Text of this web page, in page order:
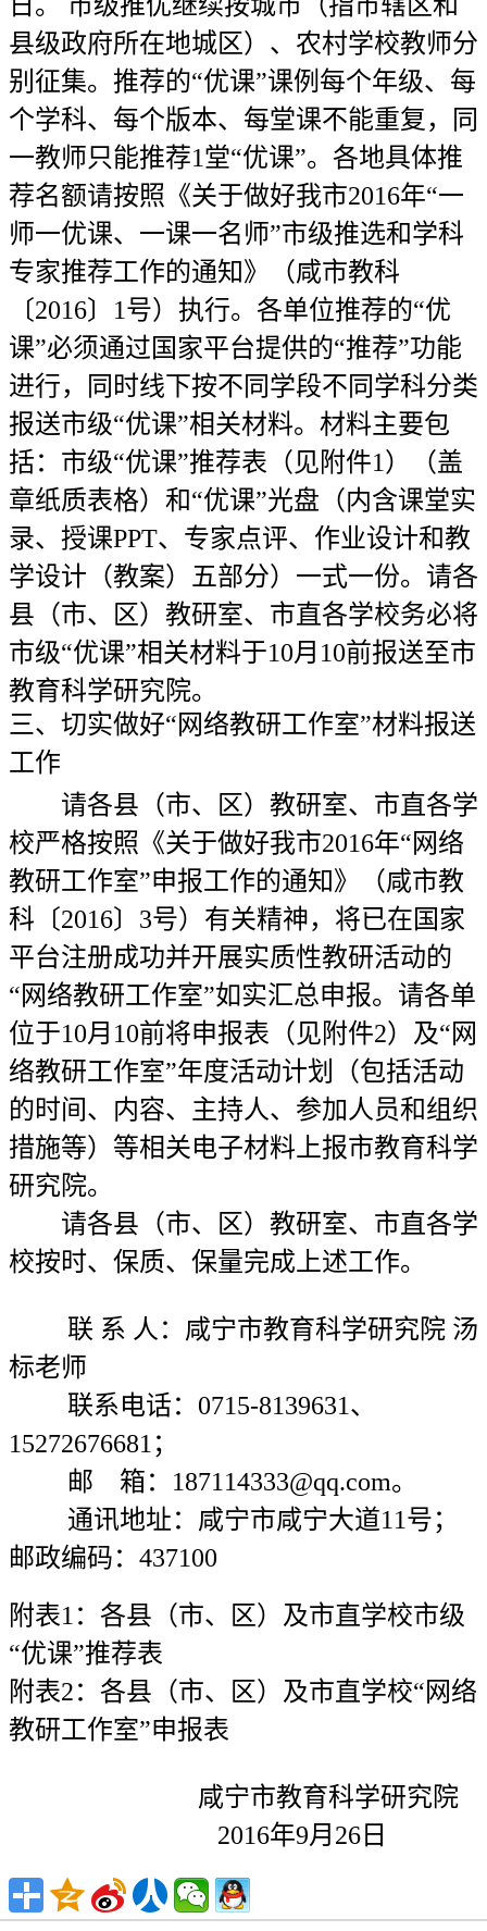
县级政府所在地城区）、农村学校教师分
别征集。推荐的“优课”课例每个年级、每
个学科、每个版本、每堂课不能重复，同
一教师只能推荐1堂“优课”。各地具体推
荐名额请按照《关于做好我市2016年“一
师一优课、一课一名师”市级推选和学科
专家推荐工作的通知》（咸市教科
〔2016〕1号）执行。各单位推荐的“优
课”必须通过国家平台提供的“推荐”功能
进行，同时线下按不同学段不同学科分类
报送市级“优课”相关材料。材料主要包
括：市级“优课”推荐表（见附件1）（盖
章纸质表格）和“优课”光盘（内含课堂实
录、授课PPT、专家点评、作业设计和教
学设计（教案）五部分）一式一份。请各
县（市、区）教研室、市直各学校务必将
市级“优课”相关材料于10月10前报送至市
教育科学研究院。
三、切实做好“网络教研工作室”材料报送
工作
请各县（市、区）教研室、市直各学
校严格按照《关于做好我市2016年“网络
教研工作室”申报工作的通知》（咸市教
科〔2016〕3号）有关精神，将已在国家
平台注册成功并开展实质性教研活动的
“网络教研工作室”如实汇总申报。请各单
位于10月10前将申报表（见附件2）及“网
络教研工作室”年度活动计划（包括活动
的时间、内容、主持人、参加人员和组织
措施等）等相关电子材料上报市教育科学
研究院。
请各县（市、区）教研室、市直各学
校按时、保质、保量完成上述工作。
联 系 人：咸宁市教育科学研究院 汤
标老师
联系电话：0715-8139631、
15272676681；
邮 箱：187114333@qq.com。
通讯地址：咸宁市咸宁大道11号；
邮政编码：437100
附表1：各县（市、区）及市直学校市级
“优课”推荐表
附表2：各县（市、区）及市直学校“网络
教研工作室”申报表
咸宁市教育科学研究院
2016年9月26日